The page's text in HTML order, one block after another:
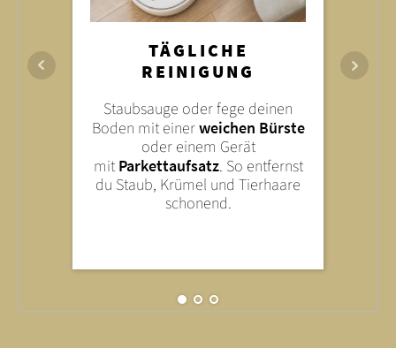
TÄGLICHE
REINIGUNG
Staubsauge oder fege deinen
Boden mit einerweichen Bürste
oder einem Gerät
mit Parkettaufsatz. So entfernst
du Staub, Krümel und Tierhaare
schonend.
FEUCHTES WISCHEN
Wische dein Laminat
nurnebelfeucht– also mit
einem gut ausgewrungenen
Tuch oder Mopp. Zu viel Wasser
kann deinem Boden schaden.
FLECKEN ENTFERNEN
Leichte Verschmutzungen entfernst
du mit einemmilden
Haushaltsreiniger . Verzichte auf
Scheuermittel oder starke
Chemikalien – sie können die
Oberfläche beschädigen.